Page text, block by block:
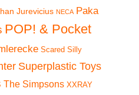
Jurevicius NECA Paka
POP! & Pocket
Scared Silly
Superplastic Toys
The Simpsons XXRAY